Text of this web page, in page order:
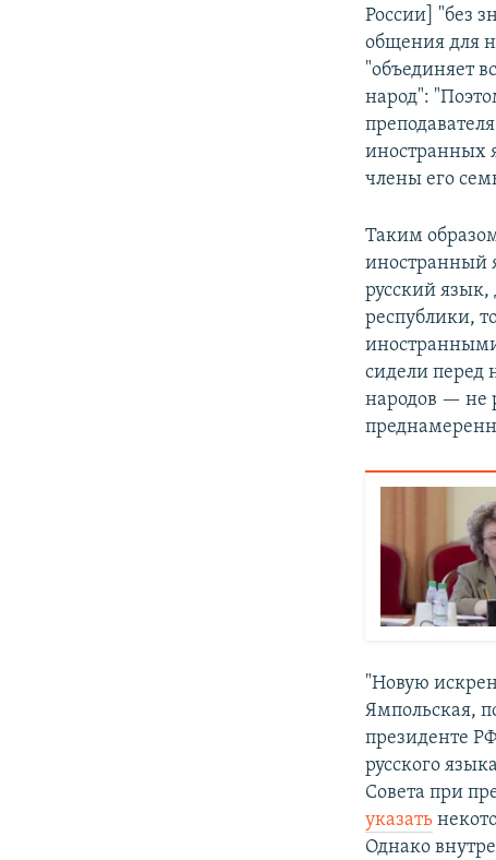
России] "без
общения для
"объединяет
народ":
иностранных
члены его
Таким
иностранный
русский язык,
республики,
сидели перед
народов — не
"Новую
Ямпольская,
президенте
русского
Совета при
указать
Однако